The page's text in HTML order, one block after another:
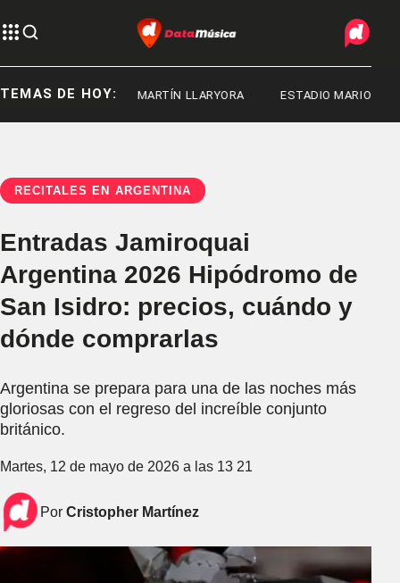
TEMAS DE HOY:
LA PLATA MARTÍN LLARYORA ESTADIO MARIO ALBERTO
RECITALES EN ARGENTINA
Entradas Jamiroquai
Argentina 2026 Hipódromo de
San Isidro: precios, cuándo y
dónde comprarlas
Argentina se prepara para una de las noches más
gloriosas con el regreso del increíble conjunto
británico.
Martes, 12 de mayo de 2026 a las 13 21
Por Cristopher Martínez